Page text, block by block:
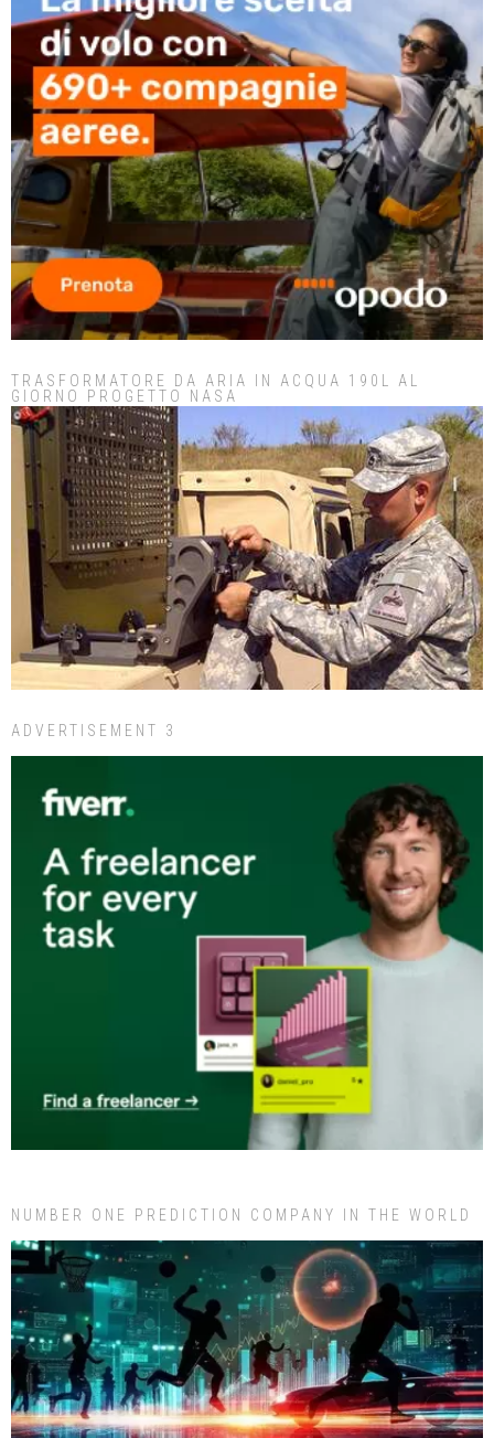
TRASFORMATORE DA ARIA IN ACQUA 190L AL
GIORNO PROGETTO NASA
ADVERTISEMENT 3
NUMBER ONE PREDICTION COMPANY IN THE WORLD